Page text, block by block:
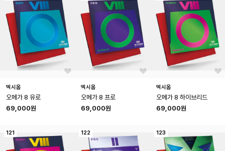
엑시옴
오메가 8 유로
69,000원
엑시옴
오메가 8 프로
69,000원
엑시옴
오메가 8 하이브리드
69,000원
121 122 123